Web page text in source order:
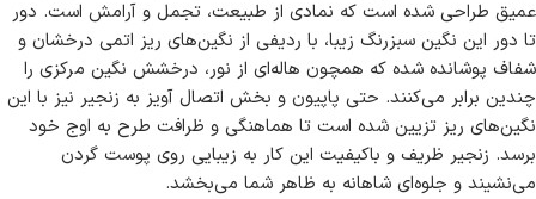
عمیق طراحی شده است که نمادی از طبیعت، تجمل و آرامش است. دور
تا دور این نگین سبزرنگ زیبا، با ردیفی از نگین‌های ریز اتمی درخشان و
شفاف پوشانده شده که همچون هاله‌ای از نور، درخشش نگین مرکزی را
چندین برابر می‌کنند. حتی پاپیون و بخش اتصال آویز به زنجیر نیز با این
نگین‌های ریز تزیین شده است تا هماهنگی و ظرافت طرح به اوج خود
برسد. زنجیر ظریف و باکیفیت این کار به زیبایی روی پوست گردن
می‌نشیند و جلوه‌ای شاهانه به ظاهر شما می‌بخشد.